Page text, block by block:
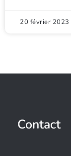
20 février 2023
Contact